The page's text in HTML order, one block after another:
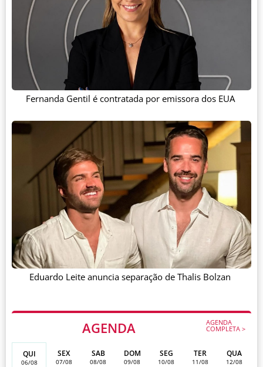
AGENDA AGENDA
COMPLETA >
QUI
06/08
SEX
07/08
SAB
08/08
DOM
09/08
SEG
10/08
TER
11/08
QUA
12/08
Fernanda Gentil é contratada por emissora dos EUA
Eduardo Leite anuncia separação de Thalis Bolzan